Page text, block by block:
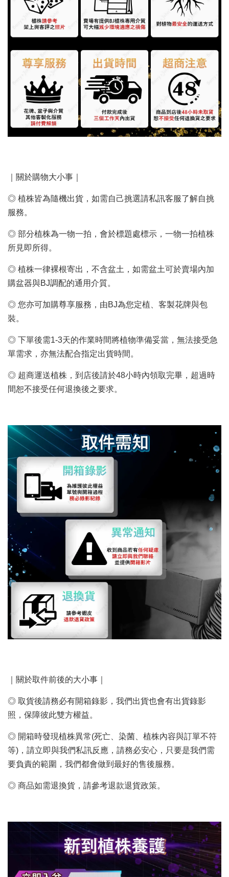
｜關於購物大小事｜
◎ 植株皆為隨機出貨，如需自己挑選請私訊客服了解自挑
服務。
◎ 部分植株為一物一拍，會於標題處標示，一物一拍植株
所見即所得。
◎ 植株一律裸根寄出，不含盆土，如需盆土可於賣場內加
購盆器與BJ調配的通用介質。
◎ 您亦可加購尊享服務，由BJ為您定植、客製花牌與包
裝。
◎ 下單後需1-3天的作業時間將植物準備妥當，無法接受急
單需求，亦無法配合指定出貨時間。
◎ 超商運送植株，到店後請於48小時內領取完畢，超過時
間恕不接受任何退換後之要求。
｜關於取件前後的大小事｜
◎ 取貨後請務必有開箱錄影，我們出貨也會有出貨錄影
照，保障彼此雙方權益。
◎ 開箱時發現植株異常(死亡、染菌、植株內容與訂單不符
等)，請立即與我們私訊反應，請務必安心，只要是我們需
要負責的範圍，我們都會做到最好的售後服務。
◎ 商品如需退換貨，請參考退款退貨政策。